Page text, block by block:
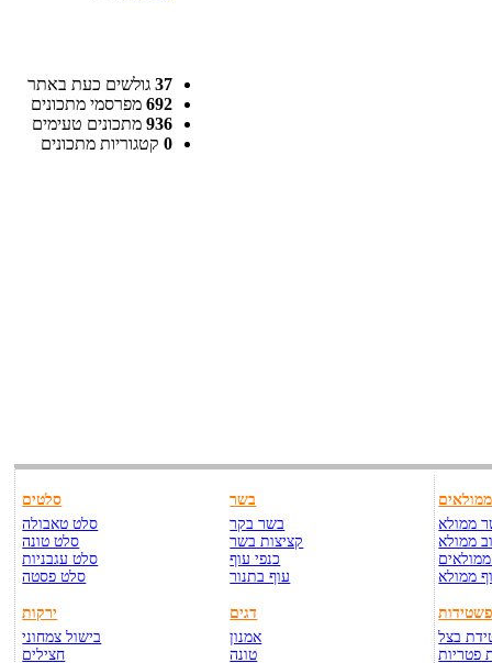
37 גולשים כעת באתר
692 מפרסמי מתכונים
936 מתכונים טעימים
0 קטגוריות מתכונים
סלטים
סלט טאבולה
סלט טונה
סלט עגבניות
סלט פסטה
ירקות
בישול צמחוני
חצילים
בשר
בשר בקר
קציצות בשר
כנפי עוף
עוף בתנור
דגים
אמנון
טונה
ממולאים
ממולא
ממולא
ממולא
בצל
פטריות